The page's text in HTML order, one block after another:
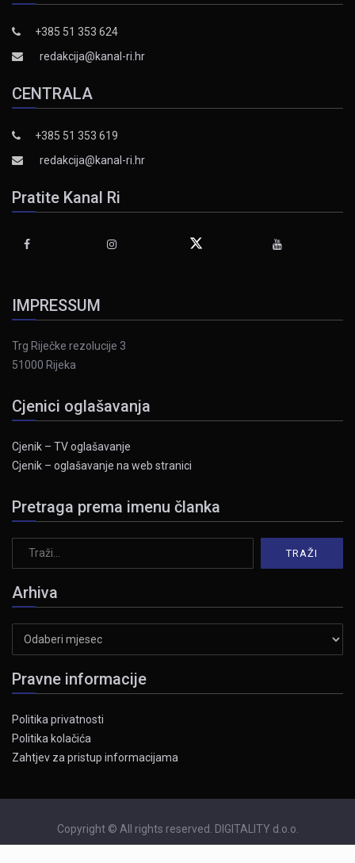
+385 51 353 624
redakcija@kanal-ri.hr
CENTRALA
+385 51 353 619
redakcija@kanal-ri.hr
Pratite Kanal Ri
IMPRESSUM
Trg Riječke rezolucije 3
51000 Rijeka
Cjenici oglašavanja
Cjenik – TV oglašavanje
Cjenik – oglašavanje na web stranici
Pretraga prema imenu članka
Arhiva
Pravne informacije
Politika privatnosti
Politika kolačića
Zahtjev za pristup informacijama
Copyright © All rights reserved. DIGITALITY d.o.o.